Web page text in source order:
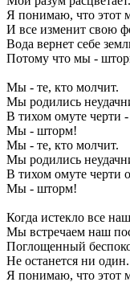
Я понимаю, что этот
И все изменит свою
Вода вернет себе
Потому что мы -
Мы - те, кто молчит.
Мы родились
В тихом омуте черти
Мы - шторм!
Мы - те, кто молчит.
Мы родились
В тихом омуте черти
Мы - шторм!
Когда истекло все
Мы встречаем наш
Поглощенный
Не останется ни один.
Я понимаю, что этот